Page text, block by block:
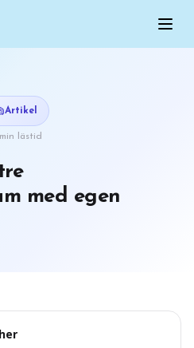
Artikel
lästid
med egen